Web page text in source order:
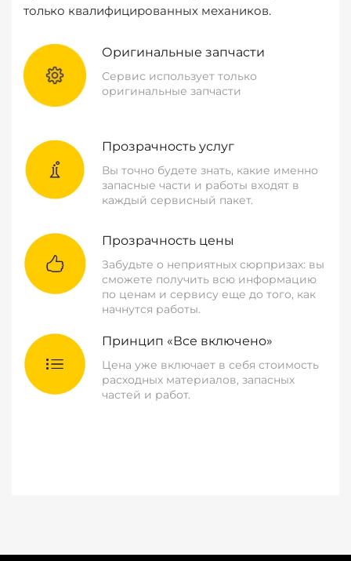
только квалифицированных механиков.
Оригинальные запчасти
Сервис использует только
оригинальные запчасти
Прозрачность услуг
Вы точно будете знать, какие именно
запасные части и работы входят в
каждый сервисный пакет.
Прозрачность цены
Забудьте о неприятных сюрпризах: вы
сможете получить всю информацию
по ценам и сервису еще до того, как
начнутся работы.
Принцип «Все включено»
Цена уже включает в себя стоимость
расходных материалов, запасных
частей и работ.